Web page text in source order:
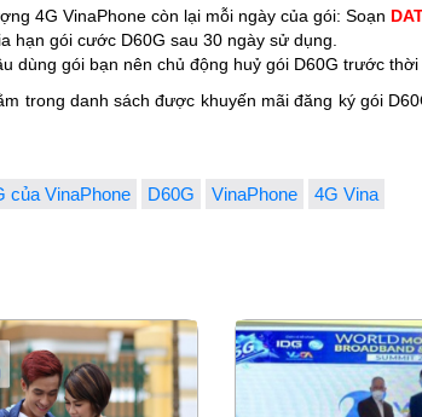
4G VinaPhone còn lại mỗi ngày của gói: Soạn
hạn gói cước D60G sau 30 ngày sử dụng.
dùng gói bạn nên chủ động huỷ gói D60G trước
trong danh sách được khuyến mãi đăng ký gói
của VinaPhone D60G VinaPhone 4G Vina